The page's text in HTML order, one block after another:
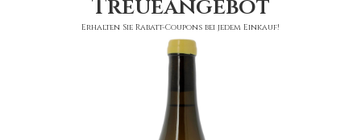
Treueangebot
Erhalten Sie Rabatt-Coupons bei jedem Einkauf!